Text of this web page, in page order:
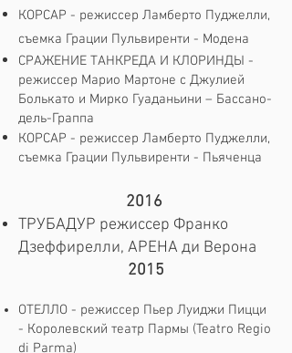
КОРСАР - режиссер Ламберто Пуджелли,
съемка Грации Пульвиренти - Модена
СРАЖЕНИЕ ТАНКРЕДА И КЛОРИНДЫ -
режиссер Марио Мартоне с Джулией
Болькато и Мирко Гуаданьини – Бассано-
дель-Граппа
КОРСАР - режиссер Ламберто Пуджелли,
съемка Грации Пульвиренти - Пьяченца
2016
ТРУБАДУР режиссер Франко
Дзеффирелли, АРЕНА ди Верона ​
2015
ОТЕЛЛО - режиссер Пьер Луиджи Пицци
- Королевский театр Пармы (Teatro Regio
di Parma)